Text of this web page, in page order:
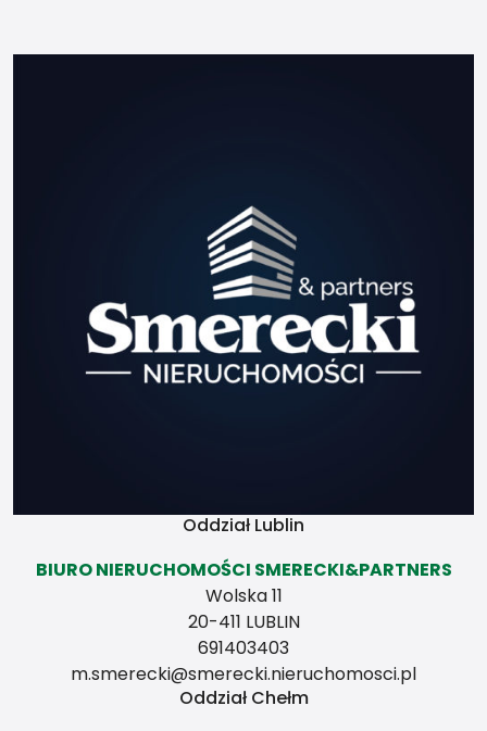
czasie może zostaniesz
przewodnikiem ale zależy
to od Ciebie samego i
twojej charyzmy. Zależy to
również od Twego
przewodnika, z którym
poszedłeś w góry pierwszy
Oddział Lublin
BIURO NIERUCHOMOŚCI SMERECKI&PARTNERS
Wolska 11
20-411 LUBLIN
691403403
m.smerecki@smerecki.nieruchomosci.pl
Oddział Chełm